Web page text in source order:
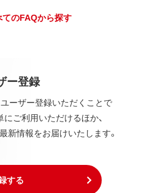
のFAQから探す
ー登録
ーザー登録いただくことで
ご利用いただけるほか、
新情報をお届けいたします。
する